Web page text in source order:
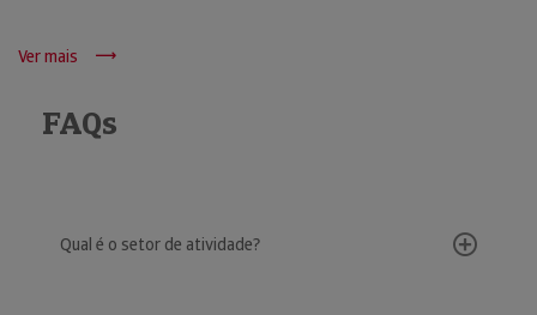
Ver mais
FAQs
Qual é o setor de atividade?